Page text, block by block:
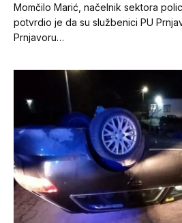
Momčilo Marić, načelnik sektora
potvrdio je da su službenici PU
Prnjavoru…